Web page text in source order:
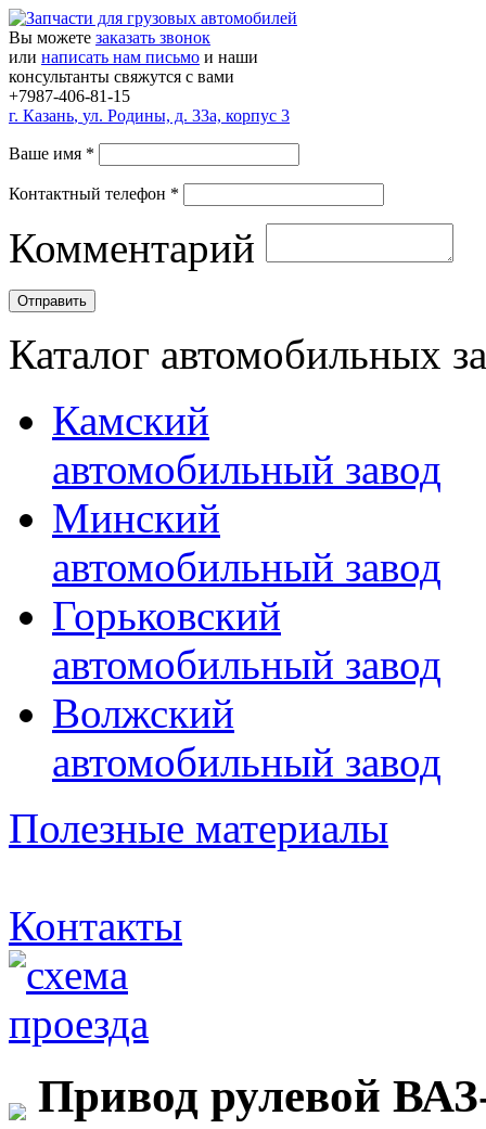
Вы можете заказать звонок
или написать нам письмо и наши
консультанты свяжутся с вами
+7987-406-81-15
г. Казань, ул. Родины, д. 33а, корпус 3
Ваше имя *
Контактный телефон *
Комментарий
Каталог автомобильных
Камский
автомобильный завод
Минский
автомобильный завод
Горьковский
автомобильный завод
Волжский
автомобильный завод
Полезные материалы
Контакты
Привод рулевой